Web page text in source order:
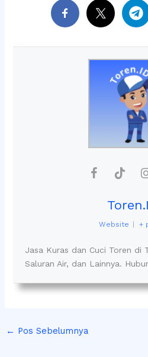
Website | +
Jasa Kuras dan Cuci Toren di
Saluran Air, dan Lainnya.
← Pos Sebelumnya